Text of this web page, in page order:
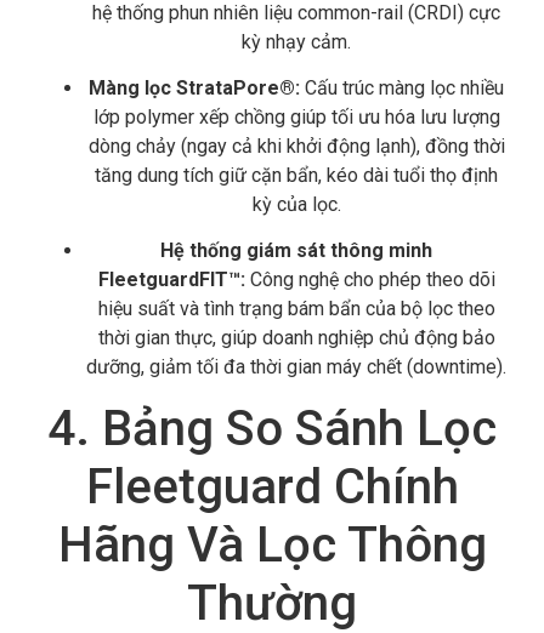
hệ thống phun nhiên liệu common-rail (CRDI) cực
kỳ nhạy cảm.
Màng lọc StrataPore®: Cấu trúc màng lọc nhiều
lớp polymer xếp chồng giúp tối ưu hóa lưu lượng
dòng chảy (ngay cả khi khởi động lạnh),đồng thời
tăng dung tích giữ cặn bẩn, kéo dài tuổi thọ định
kỳ của lọc.
Hệ thống giám sát thông minh
FleetguardFIT™:Công nghệ cho phép theo dõi
hiệu suất và tình trạng bám bẩn của bộ lọc theo
thời gian thực,giúp doanh nghiệp chủ động bảo
dưỡng, giảm tối đa thời gian máy chết (downtime).
4. Bảng So Sánh Lọc
Fleetguard Chính
Hãng Và Lọc Thông
Thường